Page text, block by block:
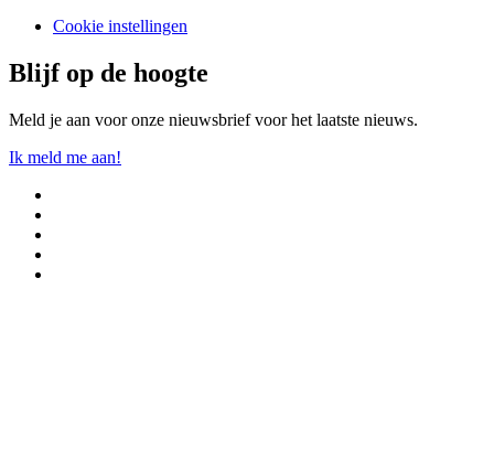
Cookie instellingen
Blijf op de hoogte
Meld je aan voor onze nieuwsbrief voor het laatste nieuws.
Ik meld me aan!